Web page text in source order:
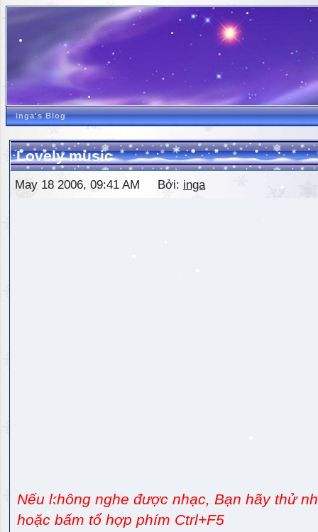
inga's Blog
Lovely music
May 18 2006, 09:41 AM Bởi: inga
Nếu không nghe được nhạc, Bạn hãy thử
hoặc bấm tổ hợp phím Ctrl+F5